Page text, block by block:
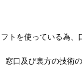
トを使っている為、
窓口及び裏方の技術